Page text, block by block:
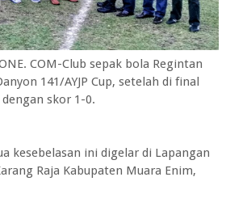
COM-Club sepak bola Regintan
141/AYJP Cup, setelah di final
skor 1-0.
kesebelasan ini digelar di Lapangan
Raja Kabupaten Muara Enim,